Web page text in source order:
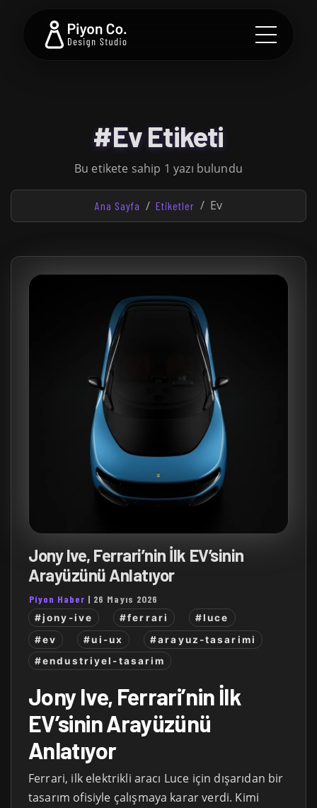
#Ev Etiketi
Bu etikete sahip 1 yazı bulundu
Ana Sayfa Etiketler Ev
Jony Ive, Ferrari’nin İlk EV’sinin
Arayüzünü Anlatıyor
Piyon Haber | 26 Mayıs 2026
#jony-ive #ferrari
#luce
#ev
#ui-ux
#arayuz-tasarimi
#endustriyel-tasarim
Jony Ive, Ferrari’nin İlk
EV’sinin Arayüzünü
Anlatıyor
Ferrari, ilk elektrikli aracı Luce için dışarıdan bir
tasarım ofisiyle çalışmaya karar verdi. Kimi